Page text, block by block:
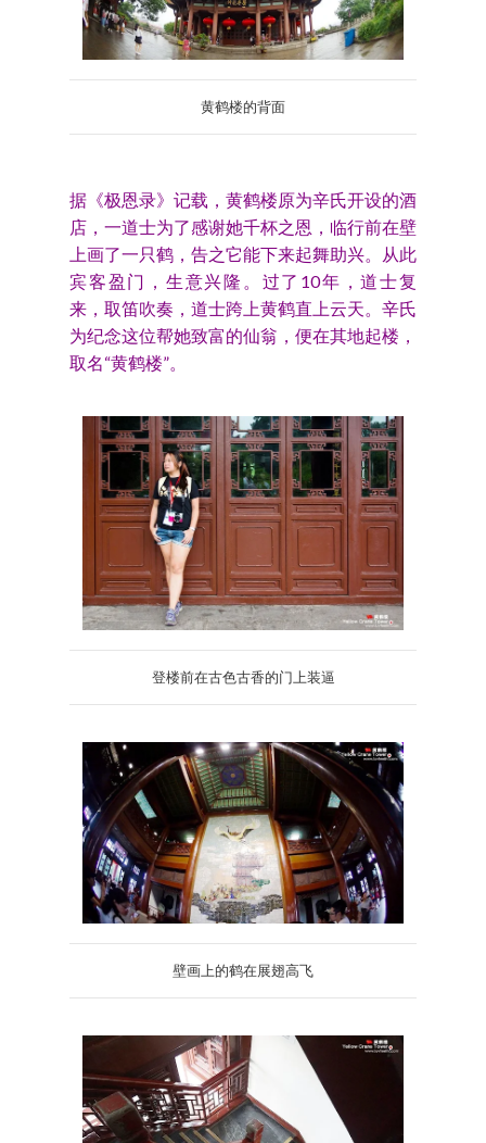
黄鹤楼的背面
据《极恩录》记载，黄鹤楼原为辛氏开设的酒
店，一道士为了感谢她千杯之恩，临行前在壁
上画了一只鹤，告之它能下来起舞助兴。从此
宾客盈门，生意兴隆。过了10年，道士复
来，取笛吹奏，道士跨上黄鹤直上云天。辛氏
为纪念这位帮她致富的仙翁，便在其地起楼，
取名“黄鹤楼”。
登楼前在古色古香的门上装逼
壁画上的鹤在展翅高飞